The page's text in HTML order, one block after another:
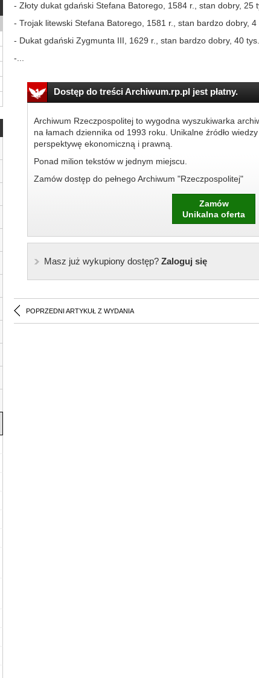
- Złoty dukat gdański Stefana Batorego, 1584 r., stan dobry, 25
- Trojak litewski Stefana Batorego, 1581 r., stan bardzo dobry, 4
- Dukat gdański Zygmunta III, 1629 r., stan bardzo dobry, 40 tys.
-...
Dostęp do treści Archiwum.rp.pl jest płatny.
Archiwum Rzeczpospolitej to wygodna wyszukiwarka
na łamach dziennika od 1993 roku. Unikalne źródło
perspektywę ekonomiczną i prawną.
Ponad milion tekstów w jednym miejscu.
Zamów dostęp do pełnego Archiwum "Rzeczpospolitej"
Zamów
Unikalna oferta
Masz już wykupiony dostęp?Zaloguj się
POPRZEDNI ARTYKUŁ Z WYDANIA